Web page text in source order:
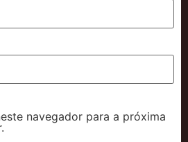
navegador para a próxima